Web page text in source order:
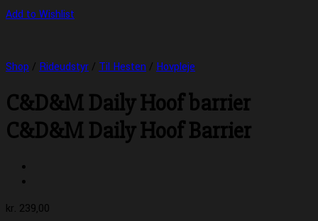
Add to Wishlist
Shop / Rideudstyr / Til Hesten / Hovpleje
C&D&M Daily Hoof barrier
C&D&M Daily Hoof Barrier
kr. 239,00